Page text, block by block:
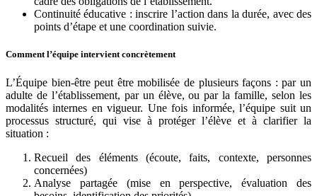
Continuité éducative : inscrire l’action dans la durée, avec des
points d’étape et une coordination suivie.
Comment l’équipe intervient concrètement
L’Équipe bien-être peut être mobilisée de plusieurs façons : par un
adulte de l’établissement, par un élève, ou par la famille, selon les
modalités internes en vigueur. Une fois informée, l’équipe suit un
processus structuré, qui vise à protéger l’élève et à clarifier la
situation :
Recueil des éléments (écoute, faits, contexte, personnes
concernées)
Analyse partagée (mise en perspective, évaluation des